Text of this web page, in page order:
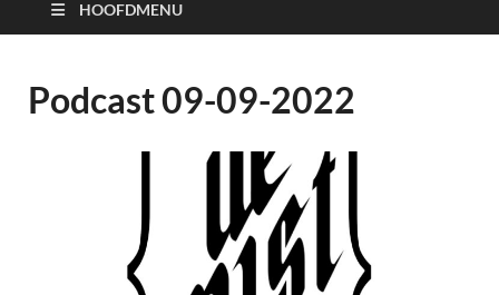
HOOFDMENU
Podcast 09-09-2022